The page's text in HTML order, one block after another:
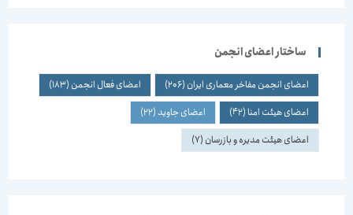
ساختار اعضای انجمن
اعضای انجمن مفاخر معماری ایران(206) اعضای فعال انجمن(183)
اعضای هیئت امنا (42) اعضای جاوید(22)
اعضای هیئت مدیره و بازرسان(7)